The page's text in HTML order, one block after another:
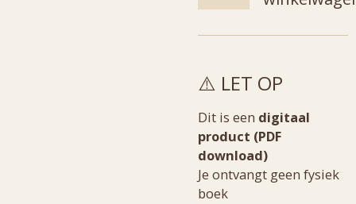
⚠️ LET OP
Dit is een digitaal
product (PDF
download)
Je ontvangt geen fysiek
boek